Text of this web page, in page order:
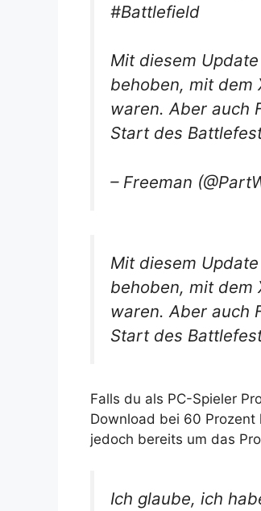
#Battlefield
Mit diesem
behoben, mit dem
waren. Aber auch
Start des
– Freeman
Mit diesem
behoben, mit dem
waren. Aber auch
Start des
Falls du als PC-Spieler
Download bei 60 Prozent
jedoch bereits um das
Ich glaube, ich